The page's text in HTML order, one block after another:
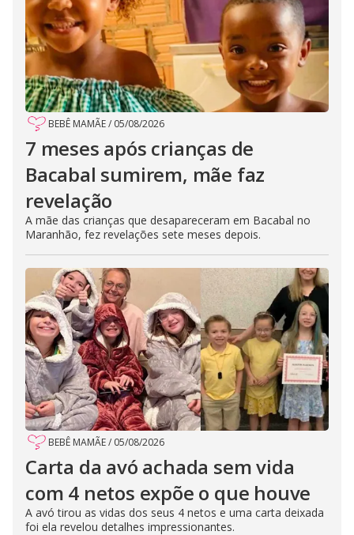
BEBÊ MAMÃE/ 05/08/2026
7 meses após crianças de
Bacabal sumirem, mãe faz
revelação
A mãe das crianças que desapareceram em Bacabal no
Maranhão, fez revelações sete meses depois.
BEBÊ MAMÃE/ 05/08/2026
Carta da avó achada sem vida
com 4 netos expõe o que houve
A avó tirou as vidas dos seus 4 netos e uma carta deixada
foi ela revelou detalhes impressionantes.